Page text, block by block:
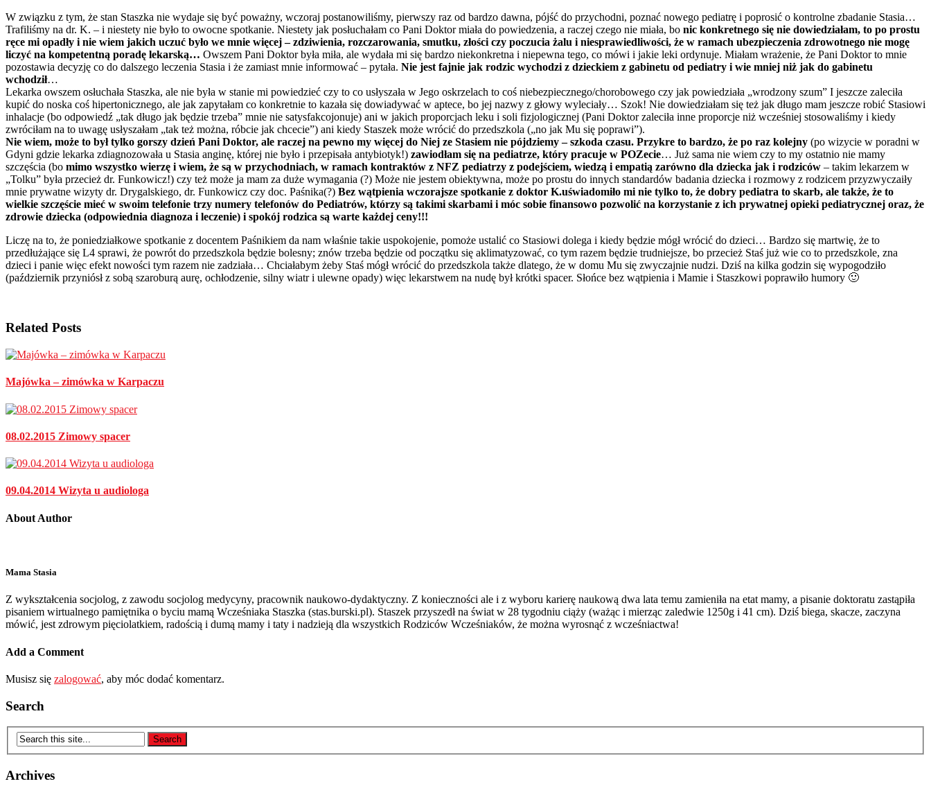
W związku z tym, że stan Staszka nie wydaje się być poważny, wczoraj postanowiliśmy, pierwszy raz od bardzo dawna, pójść do przychodni, poznać nowego pediatrę i poprosić o kontrolne zbadanie Stasia…
Trafiliśmy na dr. K. – i niestety nie było to owocne spotkanie. Niestety jak posłuchałam co Pani Doktor miała do powiedzenia, a raczej czego nie miała, bo nic konkretnego się nie dowiedziałam, to po prostu
ręce mi opadły i nie wiem jakich uczuć było we mnie więcej – zdziwienia, rozczarowania, smutku, złości czy poczucia żalu i niesprawiedliwości, że w ramach ubezpieczenia zdrowotnego nie mogę
liczyć na kompetentną poradę lekarską… Owszem Pani Doktor była miła, ale wydała mi się bardzo niekonkretna i niepewna tego, co mówi i jakie leki ordynuje. Miałam wrażenie, że Pani Doktor to mnie
pozostawia decyzję co do dalszego leczenia Stasia i że zamiast mnie informować – pytała. Nie jest fajnie jak rodzic wychodzi z dzieckiem z gabinetu od pediatry i wie mniej niż jak do gabinetu
wchodził…
Lekarka owszem osłuchała Staszka, ale nie była w stanie mi powiedzieć czy to co usłyszała w Jego oskrzelach to coś niebezpiecznego/chorobowego czy jak powiedziała „wrodzony szum” I jeszcze zaleciła
kupić do noska coś hipertonicznego, ale jak zapytałam co konkretnie to kazała się dowiadywać w aptece, bo jej nazwy z głowy wyleciały… Szok! Nie dowiedziałam się też jak długo mam jeszcze robić Stasiowi
inhalacje (bo odpowiedź „tak długo jak będzie trzeba” mnie nie satysfakcojonuje) ani w jakich proporcjach leku i soli fizjologicznej (Pani Doktor zaleciła inne proporcje niż wcześniej stosowaliśmy i kiedy
zwróciłam na to uwagę usłyszałam „tak też można, róbcie jak chcecie”) ani kiedy Staszek może wrócić do przedszkola („no jak Mu się poprawi”).
Nie wiem, może to był tylko gorszy dzień Pani Doktor, ale raczej na pewno my więcej do Niej ze Stasiem nie pójdziemy – szkoda czasu. Przykre to bardzo, że po raz kolejny (po wizycie w poradni w
Gdyni gdzie lekarka zdiagnozowała u Stasia anginę, której nie było i przepisała antybiotyk!) zawiodłam się na pediatrze, który pracuje w POZecie… Już sama nie wiem czy to my ostatnio nie mamy
szczęścia (bo mimo wszystko wierzę i wiem, że są w przychodniach, w ramach kontraktów z NFZ pediatrzy z podejściem, wiedzą i empatią zarówno dla dziecka jak i rodziców – takim lekarzem w
„Tolku” była przecież dr. Funkowicz!) czy też może ja mam za duże wymagania (?) Może nie jestem obiektywna, może po prostu do innych standardów badania dziecka i rozmowy z rodzicem przyzwyczaiły
mnie prywatne wizyty dr. Drygalskiego, dr. Funkowicz czy doc. Paśnika(?) Bez wątpienia wczorajsze spotkanie z doktor K.uświadomiło mi nie tylko to, że dobry pediatra to skarb, ale także, że to
wielkie szczęście mieć w swoim telefonie trzy numery telefonów do Pediatrów, którzy są takimi skarbami i móc sobie finansowo pozwolić na korzystanie z ich prywatnej opieki pediatrycznej oraz, że
zdrowie dziecka (odpowiednia diagnoza i leczenie) i spokój rodzica są warte każdej ceny!!!
Liczę na to, że poniedziałkowe spotkanie z docentem Paśnikiem da nam właśnie takie uspokojenie, pomoże ustalić co Stasiowi dolega i kiedy będzie mógł wrócić do dzieci… Bardzo się martwię, że to
przedłużające się L4 sprawi, że powrót do przedszkola będzie bolesny; znów trzeba będzie od początku się aklimatyzować, co tym razem będzie trudniejsze, bo przecież Staś już wie co to przedszkole, zna
dzieci i panie więc efekt nowości tym razem nie zadziała… Chciałabym żeby Staś mógł wrócić do przedszkola także dlatego, że w domu Mu się zwyczajnie nudzi. Dziś na kilka godzin się wypogodziło
(październik przyniósł z sobą szaroburą aurę, ochłodzenie, silny wiatr i ulewne opady) więc lekarstwem na nudę był krótki spacer. Słońce bez wątpienia i Mamie i Staszkowi poprawiło humory 🙂
Related Posts
Majówka – zimówka w Karpaczu
08.02.2015 Zimowy spacer
09.04.2014 Wizyta u audiologa
About Author
Mama Stasia
Z wykształcenia socjolog, z zawodu socjolog medycyny, pracownik naukowo-dydaktyczny. Z konieczności ale i z wyboru karierę naukową dwa lata temu zamieniła na etat mamy, a pisanie doktoratu zastąpiła
pisaniem wirtualnego pamiętnika o byciu mamą Wcześniaka Staszka (stas.burski.pl). Staszek przyszedł na świat w 28 tygodniu ciąży (ważąc i mierząc zaledwie 1250g i 41 cm). Dziś biega, skacze, zaczyna
mówić, jest zdrowym pięciolatkiem, radością i dumą mamy i taty i nadzieją dla wszystkich Rodziców Wcześniaków, że można wyrosnąć z wcześniactwa!
Add a Comment
Musisz się zalogować, aby móc dodać komentarz.
Search
Archives